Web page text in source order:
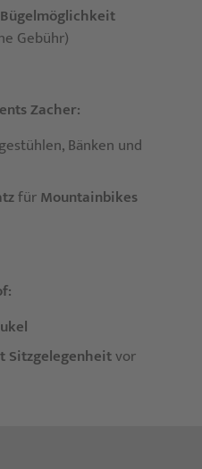
Bügelmöglichkeit
Gebühr)
Zacher:
Bänken und
fürMountainbikes
Sitzgelegenheitvor